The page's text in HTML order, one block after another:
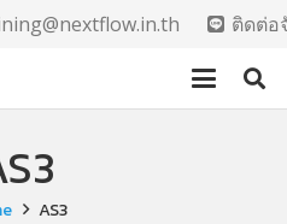
ติดต่อ
AS3